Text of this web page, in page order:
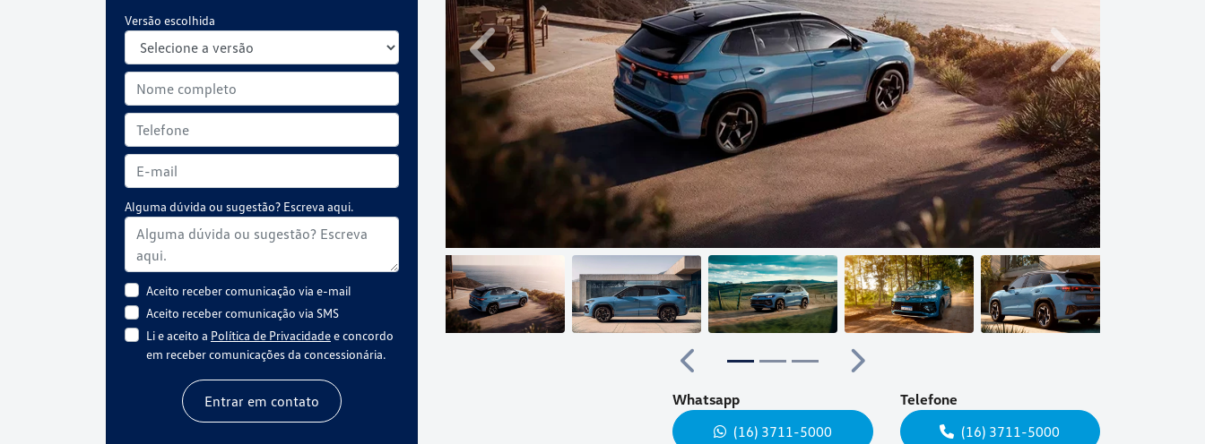
Versão escolhida
Alguma dúvida ou sugestão? Escreva aqui.
Aceito receber comunicação via e-mail
Aceito receber comunicação via SMS
Li e aceito a Política de Privacidadee concordo
em receber comunicações da concessionária.
Entrar em contato
Anterior Próximo
Anterior
Próximo
Whatsapp
(16) 3711-5000
Telefone
(16) 3711-5000